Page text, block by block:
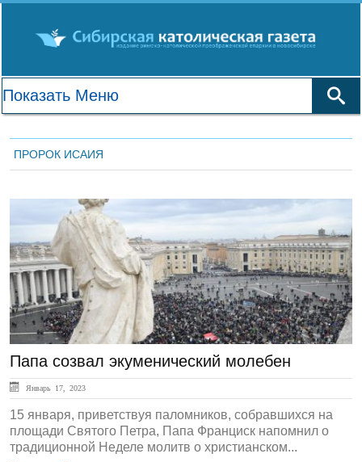
ПРОРОК ИСАИЯ
ГЛАВНАЯ
Папа созвал экуменический молебен
Январь 17, 2023
15 января, приветствуя паломников, собравшихся на
площади Святого Петра, Папа Франциск напомнил о
традиционной Неделе молитв о христианском...